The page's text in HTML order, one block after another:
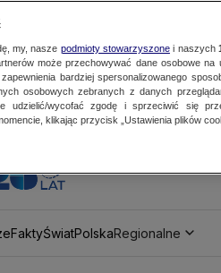
FaktyŚwiatPolskaRegionalne
my, nasze podmioty stowarzyszonei naszych
może przechowywać dane osobowe na
bardziej spersonalizowanego
osobowych zebranych z danych
udzielić/wycofać zgodę i sprzeciwić się
klikając przycisk „Ustawienia plików